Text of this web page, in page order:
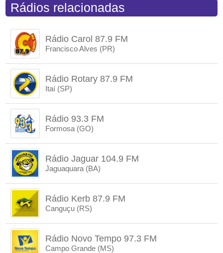
Rádios relacionadas
Rádio Carol 87.9 FM
Francisco Alves (PR)
Rádio Rotary 87.9 FM
Itaí (SP)
Rádio 93.3 FM
Formosa (GO)
Rádio Jaguar 104.9 FM
Jaguaquara (BA)
Rádio Kerb 87.9 FM
Canguçu (RS)
Rádio Novo Tempo 97.3 FM
Campo Grande (MS)